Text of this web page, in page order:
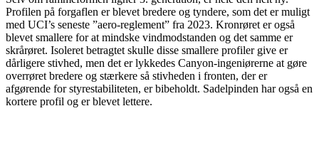
Profilen på forgaflen er blevet bredere og tyndere, som det er muligt
med UCI’s seneste ”aero-reglement” fra 2023. Kronrøret er også
blevet smallere for at mindske vindmodstanden og det samme er
skrårøret. Isoleret betragtet skulle disse smallere profiler give er
dårligere stivhed, men det er lykkedes Canyon-ingeniørerne at gøre
overrøret bredere og stærkere så stivheden i fronten, der er
afgørende for styrestabiliteten, er bibeholdt. Sadelpinden har også en
kortere profil og er blevet lettere.